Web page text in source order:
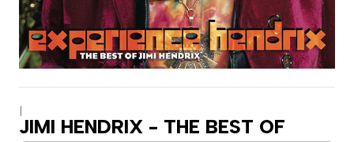
JIMI HENDRIX - THE BEST OF